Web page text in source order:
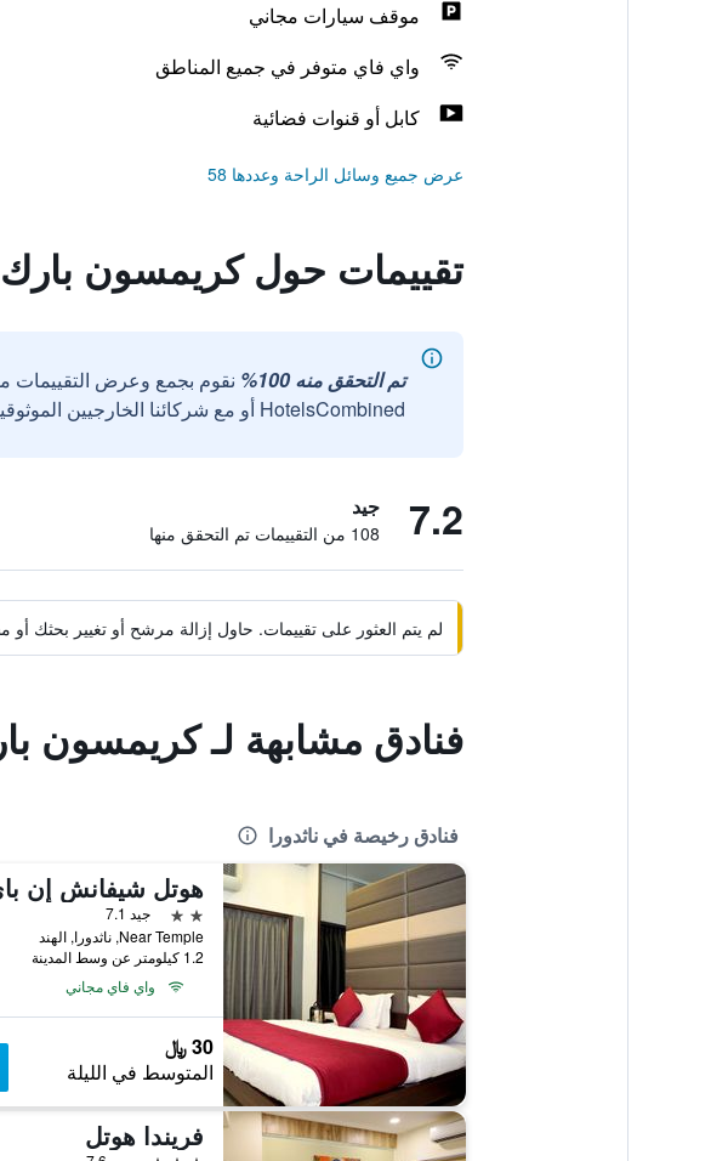
موقف سيارات مجاني
واي فاي متوفر في جميع المناطق
كابل أو قنوات فضائية
عرض جميع وسائل الراحة وعددها 58
تقييمات حول كريمسون
تم التحقق منه 100%
نقوم بجمع وعرض التقييمات
HotelsCombined أو مع شركائنا الخارجيين الموثوقين.
7.2 جيد
108 من التقييمات تم التحقق منها
لم يتم العثور على تقييمات. حاول إزالة مرشح أو تغيير بحثك
فنادق مشابهة لـ كريمسون
فنادق رخيصة في ناثدورا
2 نجمتين
جيد 7.1
Near Temple, ناثدورا, الهند
1.2 كيلومتر عن وسط المدينة
واي فاي مجاني
30 ﷼
المتوسط في الليلة
فريندا هوتل